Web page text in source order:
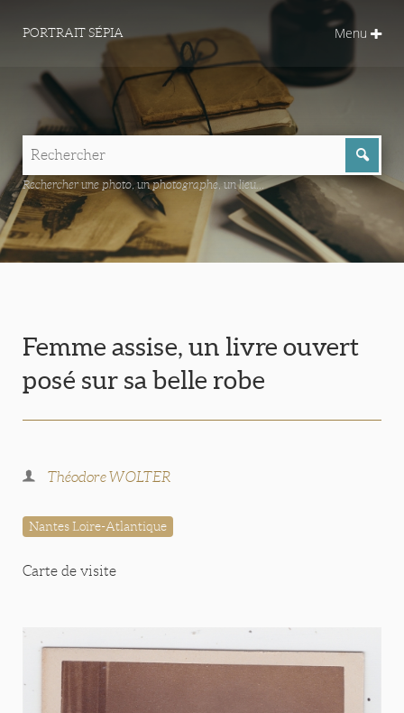
PORTRAIT SÉPIA Menu
Rechercher une photo, un photographe, un lieu...
Femme assise, un livre ouvert
posé sur sa belle robe
Théodore WOLTER
Nantes Loire-Atlantique
Carte de visite